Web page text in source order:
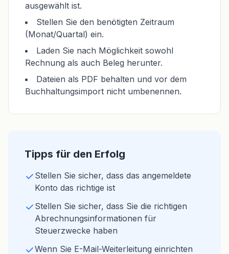
ausgewählt ist.
Stellen Sie den benötigten Zeitraum
(Monat/Quartal) ein.
Laden Sie nach Möglichkeit sowohl
Rechnung als auch Beleg herunter.
Dateien als PDF behalten und vor dem
Buchhaltungsimport nicht umbenennen.
Tipps für den Erfolg
Stellen Sie sicher, dass das angemeldete
Konto das richtige ist
Stellen Sie sicher, dass Sie die richtigen
Abrechnungsinformationen für
Steuerzwecke haben
Wenn Sie E-Mail-Weiterleitung einrichten